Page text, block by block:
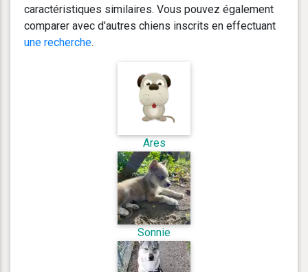
caractéristiques similaires. Vous pouvez également
comparer avec d'autres chiens inscrits en effectuant
une recherche.
Ares
Sonnie